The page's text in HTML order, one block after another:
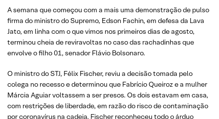
A semana que começou com a mais uma demonstração de pulso
firma do ministro do Supremo, Edson Fachin, em defesa da Lava
Jato, em linha com o que vimos nos primeiros dias de agosto,
terminou cheia de reviravoltas no caso das rachadinhas que
envolve o filho 01, senador Flávio Bolsonaro.
O ministro do STJ, Félix Fischer, reviu a decisão tomada pelo
colega no recesso e determinou que Fabrício Queiroz e a mulher
Márcia Aguiar voltassem a ser presos. Os dois estavam em casa,
com restrições de liberdade, em razão do risco de contaminação
por coronavírus na cadeia. Fischer reconheceu todo o árduo